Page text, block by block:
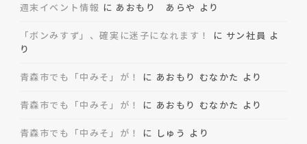
週末イベント情報 に あおもり あらや より
「ボンみすず」、確実に迷子になれます！ に サン社員 よ
り
青森市でも「中みそ」が！ に あおもり むなかた より
青森市でも「中みそ」が！ に あおもり むなかた より
青森市でも「中みそ」が！ に しゅう より